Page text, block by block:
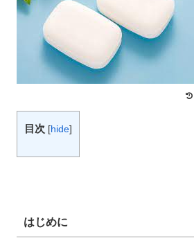
目次 [hide]
はじめに